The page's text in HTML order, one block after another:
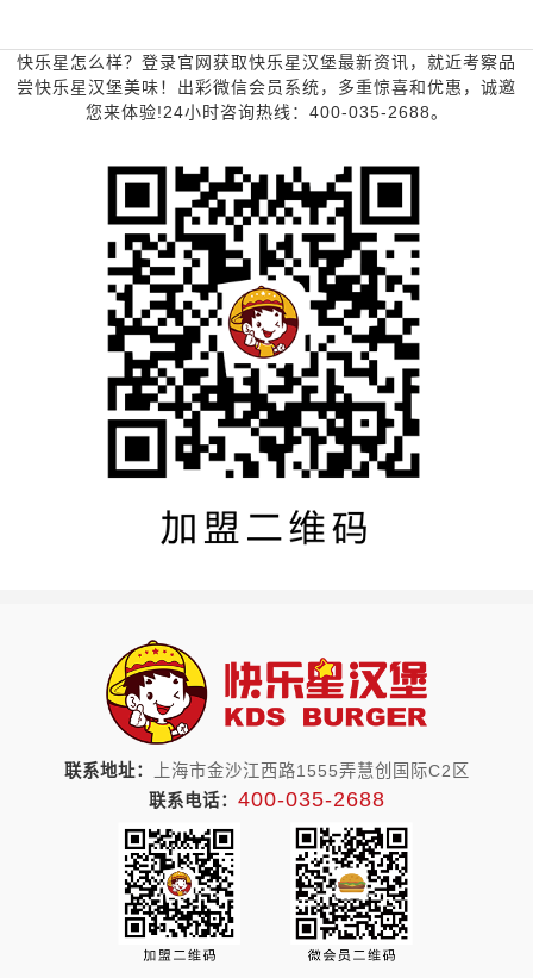
快乐星怎么样？登录官网获取快乐星汉堡最新资讯，就近考察品
尝快乐星汉堡美味！出彩微信会员系统，多重惊喜和优惠，诚邀
您来体验!24小时咨询热线：400-035-2688。
联系地址：
上海市金沙江西路1555弄慧创国际C2区
联系电话： 400-035-2688